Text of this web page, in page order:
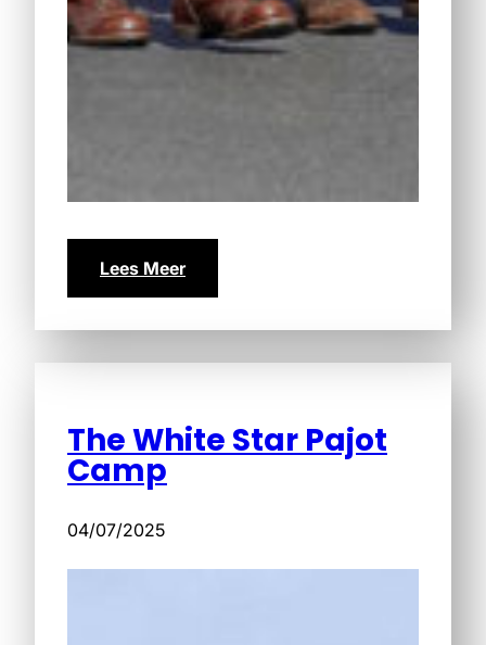
Lees Meer
The White Star Pajot
Camp
04/07/2025